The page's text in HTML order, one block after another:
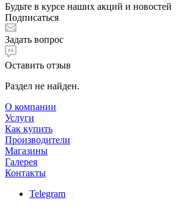
Будьте в курсе наших акций и новостей
Подписаться
Задать вопрос
Оставить отзыв
Раздел не найден.
О компании
Услуги
Как купить
Производители
Магазины
Галерея
Контакты
Telegram